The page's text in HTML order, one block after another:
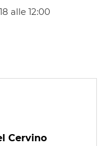
alle 12:00
Cervino